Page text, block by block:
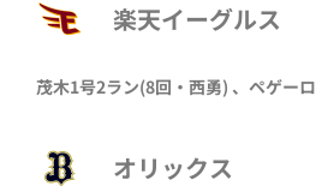
楽天イーグルス
茂木1号2ラン(8回・ 西勇) 、 ペゲーロ
オリックス